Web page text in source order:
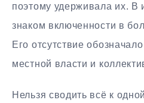
поэтому удерживала их. В
знаком включенности в
Его отсутствие
местной власти и
Нельзя сводить всё к